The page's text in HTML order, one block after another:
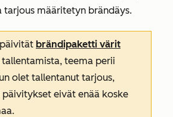
tarjous määritetyn brändäys.
brändipaketti värit
teema perii
olet tallentanut tarjous,
eivät enää koske